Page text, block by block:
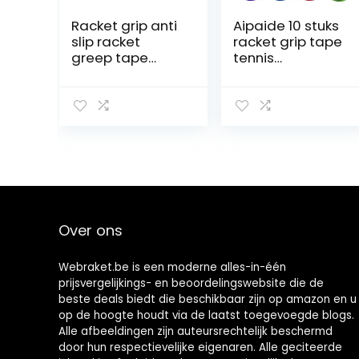
Racket grip anti
slip racket
greep tape
nde tennis
zweetband
Aipaide 10 stuks
racket grip tape
tennis
tape anti-slip
tennis
Over ons
Webraket.be is een moderne alles-in-één
prijsvergelijkings- en beoordelingswebsite die de
beste deals biedt die beschikbaar zijn op amazon en u
op de hoogte houdt via de laatst toegevoegde blogs.
Alle afbeeldingen zijn auteursrechtelijk beschermd
door hun respectievelijke eigenaren. Alle geciteerde